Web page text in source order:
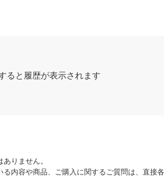
ると履歴が表示されます
りません。
内容や商品、ご購入に関するご質問は、直接